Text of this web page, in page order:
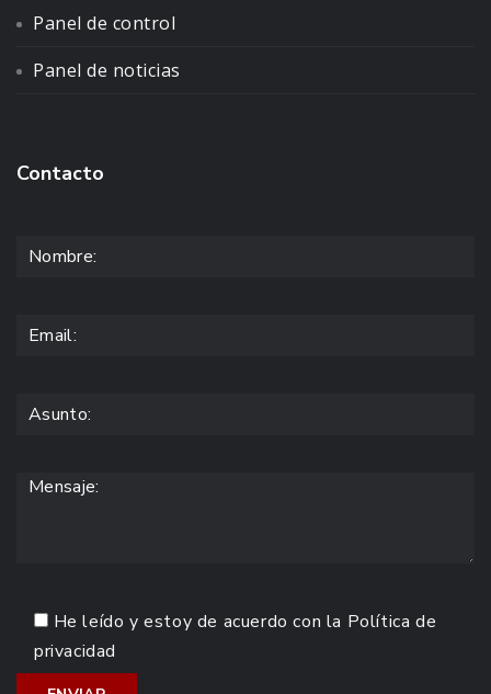
Panel de control
Panel de noticias
Contacto
He leído y estoy de acuerdo con la Política de
privacidad